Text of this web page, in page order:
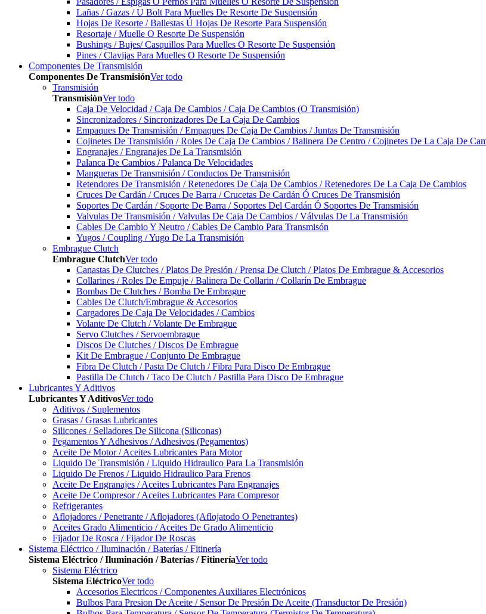
Lañas / Gazas / U Bolt Para Muelles De Resorte De Suspensión
Hojas De Resorte / Ballestas Ú Hojas De Resorte Para Suspensión
Resortaje / Muelle O Resorte De Suspensión
Bushings / Bujes/ Casquillos Para Muelles O Resorte De Suspensión
Pines / Clavijas Para Muelles O Resorte De Suspensión
Componentes De Transmisión
Componentes De TransmisiónVer todo
Transmisión
TransmisiónVer todo
Caja De Velocidad / Caja De Cambios / Caja De Cambios (O Transmisión)
Sincronizadores / Sincronizadores De La Caja De Cambios
Empaques De Transmisión / Empaques De Caja De Cambios / Juntas De Transmisión
Cojinetes De Transmisión / Roles De Caja De Cambios / Balinera De Centro / Cojinetes De La Caja De
Engranajes / Engranajes De La Transmisión
Palanca De Cambios / Palanca De Velocidades
Mangueras De Transmisión / Conductos De Transmisión
Retendores De Transmisión / Retenedores De Caja De Cambios / Retenedores De La Caja De Cambios
Cruces De Cardán / Cruces De Barra / Crucetas De Cardán Ó Cruces De Transmisión
Soportes De Cardán / Soporte De Barra / Soportes Del Cardán Ó Soportes De Transmisión
Valvulas De Transmisión / Valvulas De Caja De Cambios / Válvulas De La Transmisión
Cables De Cambio Y Neutro / Cables De Cambio Para Transmisón
Yugos / Coupling / Yugo De La Transmisión
Embrague Clutch
Embrague ClutchVer todo
Canastas De Clutches / Platos De Presión / Prensa De Clutch / Platos De Embrague & Accesorios
Collarines / Roles De Empuje / Balinera De Collarin / Collarín De Embrague
Bombas De Clutches / Bomba De Embrague
Cables De Clutch/Embrague & Accesorios
Cargadores De Caja De Velocidades / Cambios
Volante De Clutch / Volante De Embrague
Servo Clutches / Servoembrague
Discos De Clutches / Discos De Embrague
Kit De Embrague / Conjunto De Embrague
Fibra De Clutch / Pasta De Clutch / Fibra Para Disco De Embrague
Pastilla De Clutch / Taco De Clutch / Pastilla Para Disco De Embrague
Lubricantes Y Aditivos
Lubricantes Y AditivosVer todo
Aditivos / Suplementos
Grasas / Grasas Lubricantes
Silicones / Selladores De Silicona (Siliconas)
Pegamentos Y Adhesivos / Adhesivos (Pegamentos)
Aceite De Motor / Aceites Lubricantes Para Motor
Liquido De Transmisión / Liquido Hidraulico Para La Transmisión
Liquido De Frenos / Liquido Hidraulico Para Frenos
Aceite De Engranajes / Aceites Lubricantes Para Engranajes
Aceite De Compresor / Aceites Lubricantes Para Compresor
Refrigerantes
Aflojadores / Penetrante / Aflojadores (Aflojatodo O Penetrantes)
Aceites Grado Alimenticio / Aceites De Grado Alimenticio
Fijador De Rosca / Fijador De Roscas
Sistema Eléctrico / Iluminación / Baterías / Fitinería
Sistema Eléctrico / Iluminación / Baterías / FitineríaVer todo
Sistema Eléctrico
Sistema EléctricoVer todo
Accesorios Electricos / Componentes Auxiliares Electrónicos
Bulbos Para Presion De Aceite / Sensor De Presión De Aceite (Transductor De Presión)